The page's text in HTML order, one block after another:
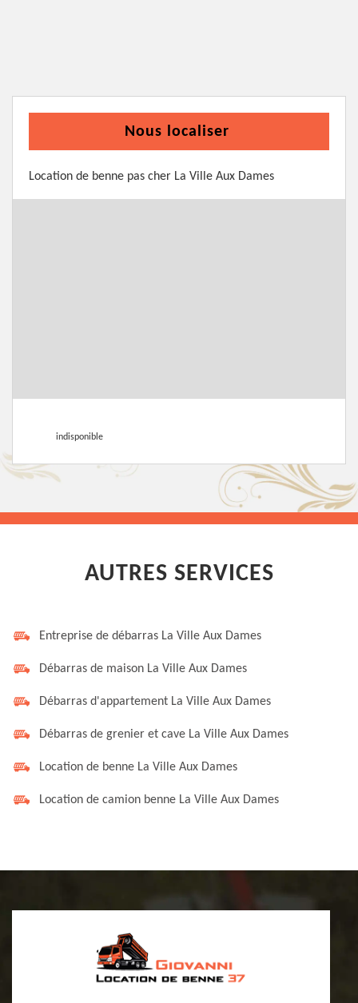
Nous localiser
Location de benne pas cher La Ville Aux Dames
indisponible
AUTRES SERVICES
Entreprise de débarras La Ville Aux Dames
Débarras de maison La Ville Aux Dames
Débarras d'appartement La Ville Aux Dames
Débarras de grenier et cave La Ville Aux Dames
Location de benne La Ville Aux Dames
Location de camion benne La Ville Aux Dames